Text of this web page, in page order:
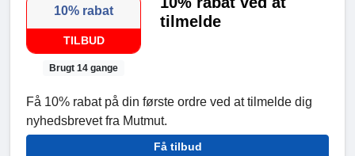
10% rabat
TILBUD
Brugt 14 gange
tilmelde
Få 10% rabat på din første ordre ved at tilmelde dig
nyhedsbrevet fra Mutmut.
Få tilbud